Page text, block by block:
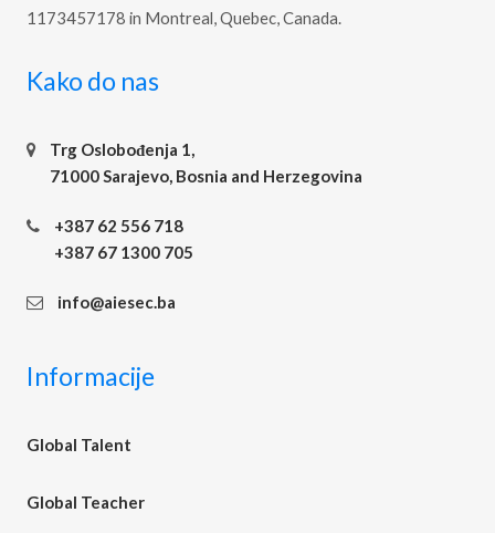
1173457178 in Montreal, Quebec, Canada.
Kako do nas
Trg Oslobođenja 1,
71000 Sarajevo, Bosnia and Herzegovina
+387 62 556 718
+387 67 1300 705
info@aiesec.ba
Informacije
Global Talent
Global Teacher